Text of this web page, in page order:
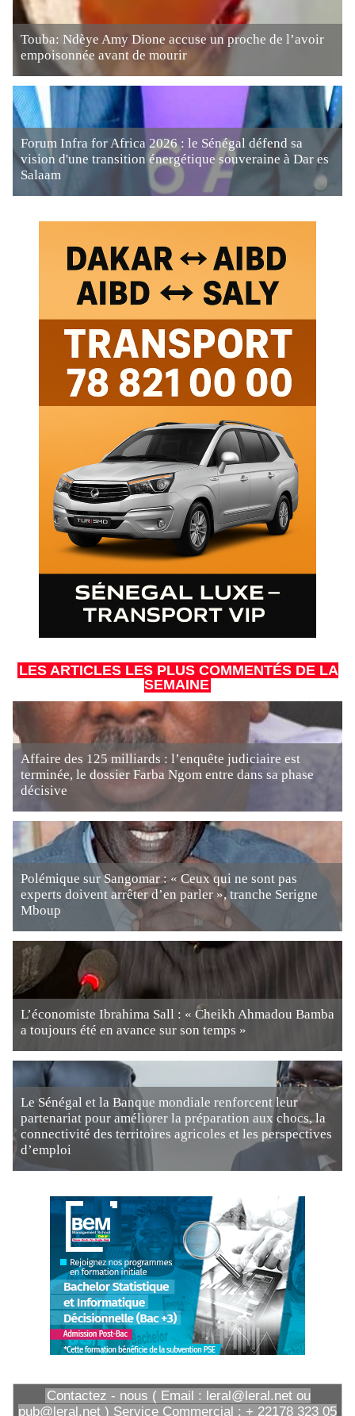
Touba: Ndèye Amy Dione accuse un proche de l’avoir
empoisonnée avant de mourir
Forum Infra for Africa 2026 : le Sénégal défend sa
vision d'une transition énergétique souveraine à Dar es
Salaam
LES ARTICLES LES PLUS COMMENTÉS DE LA
SEMAINE
Affaire des 125 milliards : l’enquête judiciaire est
terminée, le dossier Farba Ngom entre dans sa phase
décisive
Polémique sur Sangomar : « Ceux qui ne sont pas
experts doivent arrêter d’en parler », tranche Serigne
Mboup
L’économiste Ibrahima Sall : « Cheikh Ahmadou Bamba
a toujours été en avance sur son temps »
Le Sénégal et la Banque mondiale renforcent leur
partenariat pour améliorer la préparation aux chocs, la
connectivité des territoires agricoles et les perspectives
d’emploi
Contactez - nous ( Email : leral@leral.net ou
pub@leral.net ) Service Commercial : + 22178 323 05